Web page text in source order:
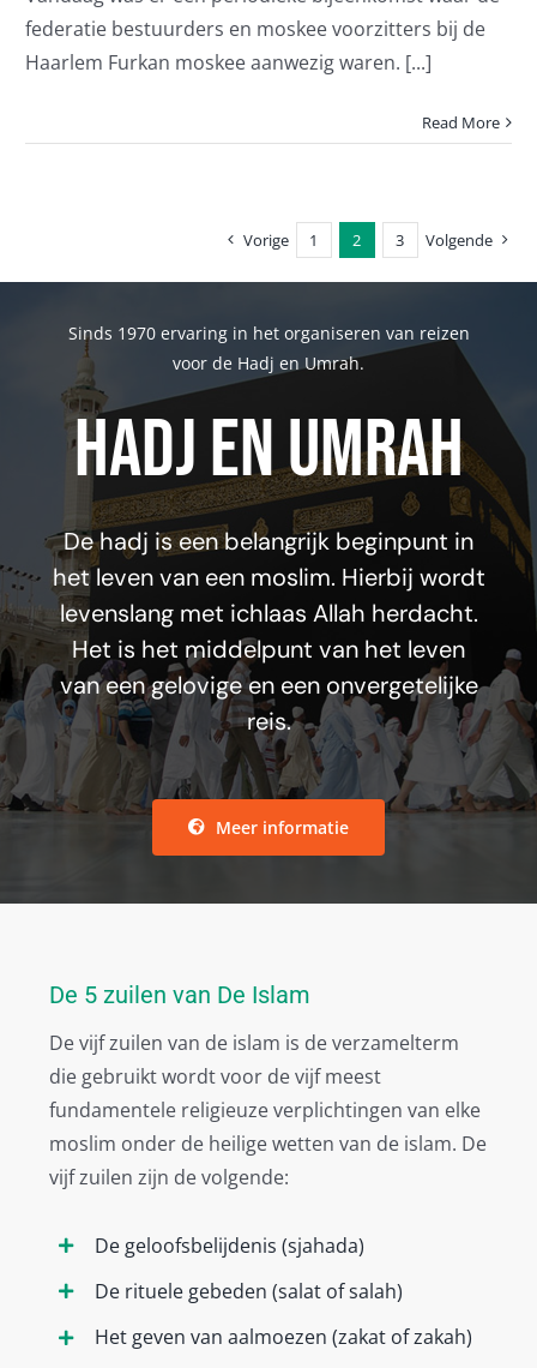
federatie bestuurders en moskee voorzitters bij de
Haarlem Furkan moskee aanwezig waren. [...]
Read More
Vorige 1 2 3 Volgende
Sinds 1970 ervaring in het organiseren van reizen
voor de Hadj en Umrah.
Hadj en Umrah
De hadj is een belangrijk beginpunt in
het leven van een moslim. Hierbij wordt
levenslang met ichlaas Allah herdacht.
Het is het middelpunt van het leven
van een gelovige en een onvergetelijke
reis.
Meer informatie
De 5 zuilen van De Islam
De vijf zuilen van de islam is de verzamelterm
die gebruikt wordt voor de vijf meest
fundamentele religieuze verplichtingen van elke
moslim onder de heilige wetten van de islam. De
vijf zuilen zijn de volgende:
De geloofsbelijdenis (sjahada)
De rituele gebeden (salat of salah)
Het geven van aalmoezen (zakat of zakah)